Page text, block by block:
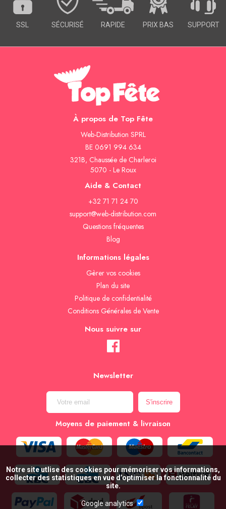
SSL SÉCURISÉ RAPIDE PRIX BAS SUPPORT
À propos de Top Fête
Web-Distribution SPRL
BE 0691 994 634
321B, Chaussée de Charleroi
5070 - Le Roux
Aide & Contact
+32 71 71 24 70
support@web-distribution.com
Questions fréquentes
Blog
Informations légales
Gèrer vos cookies
Plan du site
Politique de confidentialité
Conditions Générales de Vente
Nous suivre sur
Newsletter
Moyens de paiement & livraison
Notre site utlise des cookies pour mémoriser vos informations,
collecter des statistiques en vue d’optimiser la fonctionnalité du
site.
Google analytics